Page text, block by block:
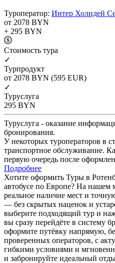
Туроператор: Интер Холидей
от 2078 BYN
+ 295 BYN
Cтоимость тура
✓
Турпродукт
от 2078 BYN (595 EUR)
✓
Туруслуга
295 BYN
Туруслуга - оказание
бронирования.
У некоторых туроператоров в
транспортное обслуживание.
первую очередь после
Подробнее
Хотите оформить Туры в
автобусе по Европе? На нашем
реальное наличие мест и
— без скрытых наценок и
выберите подходящий тур и
вы сразу перейдёте в систему
оформите путёвку напрямую,
проверенных операторов, с
гибкими условиями и
и забронируйте идеальный